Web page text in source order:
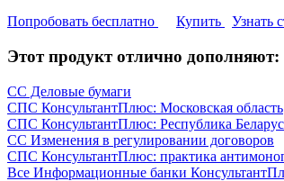
Попробовать бесплатно
Купить Узнать
Этот продукт отлично дополняют:
СС Деловые бумаги
СПС КонсультантПлюс: Московская область
СПС КонсультантПлюс: Республика
СС Изменения в регулировании договоров
СПС КонсультантПлюс: практика
Все Информационные банки